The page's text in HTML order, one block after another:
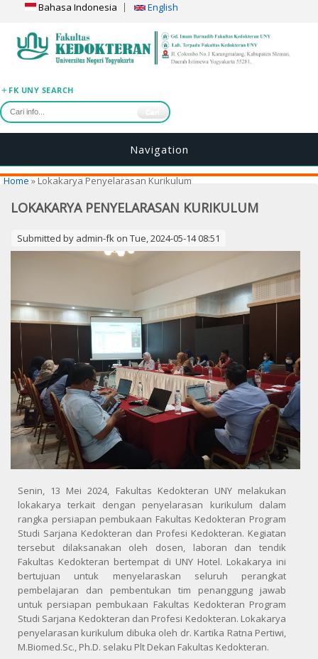
Bahasa Indonesia English
FK UNY SEARCH
Navigation
You are here
Home » Lokakarya Penyelarasan Kurikulum
LOKAKARYA PENYELARASAN KURIKULUM
Submitted by admin-fk on Tue, 2024-05-14 08:51
Senin, 13 Mei 2024, Fakultas Kedokteran UNY melakukan
lokakarya terkait dengan penyelarasan kurikulum dalam
rangka persiapan pembukaan Fakultas Kedokteran Program
Studi Sarjana Kedokteran dan Profesi Kedokteran. Kegiatan
tersebut dilaksanakan oleh dosen, laboran dan tendik
Fakultas Kedokteran bertempat di UNY Hotel. Lokakarya ini
bertujuan untuk menyelaraskan seluruh perangkat
pembelajaran dan pembentukan tim penanggung jawab
untuk persiapan pembukaan Fakultas Kedokteran Program
Studi Sarjana Kedokteran dan Profesi Kedokteran. Lokakarya
penyelarasan kurikulum dibuka oleh dr. Kartika Ratna Pertiwi,
M.Biomed.Sc., Ph.D. selaku Plt Dekan Fakultas Kedokteran.